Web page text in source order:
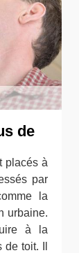
de
placés à
par
la
urbaine.
à la
toit. Il